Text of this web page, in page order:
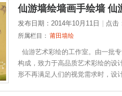
仙游墙绘墙画手绘墙 仙
发布日期：2014年10月11日 点击
所属栏目： 莆田墙绘
仙游艺术彩绘的工作室。由一批
构成，致力于高品质艺术彩绘的设
形不再满足人们的视觉需求时，设